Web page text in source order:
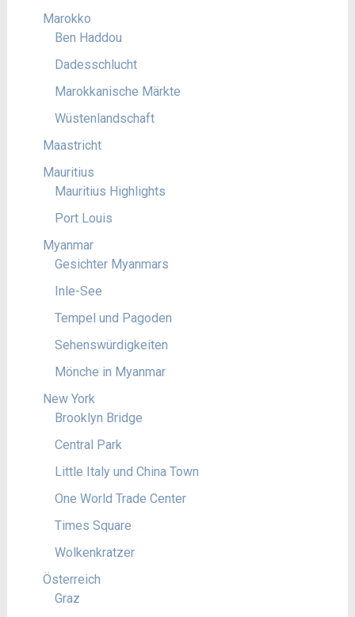
Marokko
Ben Haddou
Dadesschlucht
Marokkanische Märkte
Wüstenlandschaft
Maastricht
Mauritius
Mauritius Highlights
Port Louis
Myanmar
Gesichter Myanmars
Inle-See
Tempel und Pagoden
Sehenswürdigkeiten
Mönche in Myanmar
New York
Brooklyn Bridge
Central Park
Little Italy und China Town
One World Trade Center
Times Square
Wolkenkratzer
Österreich
Graz